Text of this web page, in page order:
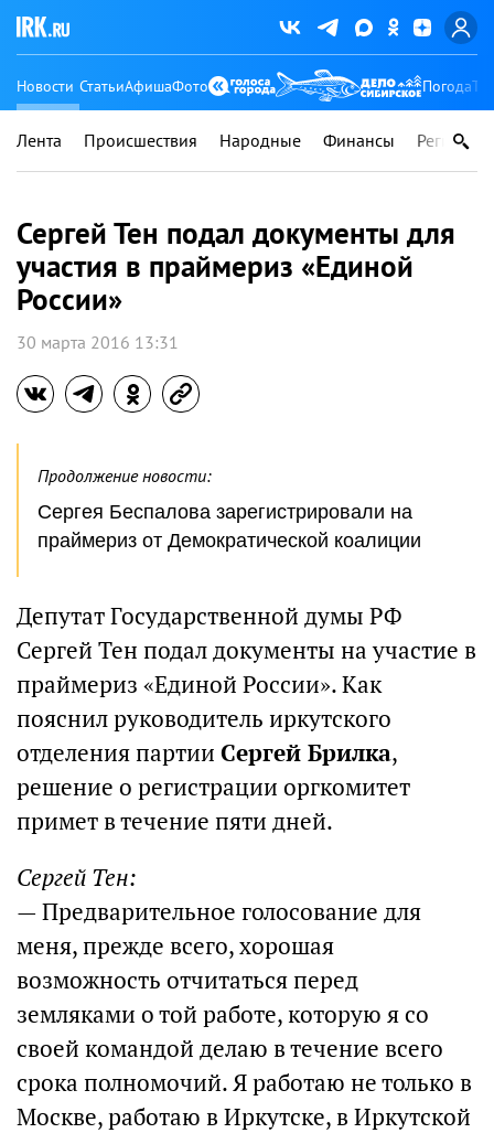
Новости СтатьиАфишаФото Погода
Лента Происшествия Народные Финансы Регионы
Сергей Тен подал документы для
участия в праймериз «Единой
России»
30 марта 2016 13:31
Продолжение новости:
Сергея Беспалова зарегистрировали на
праймериз от Демократической коалиции
Депутат Государственной думы РФ
Сергей Тен подал документы на участие в
праймериз «Единой России». Как
пояснил руководитель иркутского
отделения партии Сергей Брилка,
решение о регистрации оргкомитет
примет в течение пяти дней.
Сергей Тен:
— Предварительное голосование для
меня, прежде всего, хорошая
возможность отчитаться перед
земляками о той работе, которую я со
своей командой делаю в течение всего
срока полномочий. Я работаю не только в
Москве, работаю в Иркутске, в Иркутской